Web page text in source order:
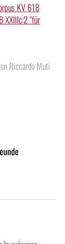
KV 618
XXIIIc:2 "für
Riccardo Muti